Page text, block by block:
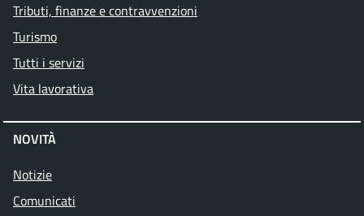
Tributi, finanze e contravvenzioni
Turismo
Tutti i servizi
Vita lavorativa
NOVITÀ
Notizie
Comunicati